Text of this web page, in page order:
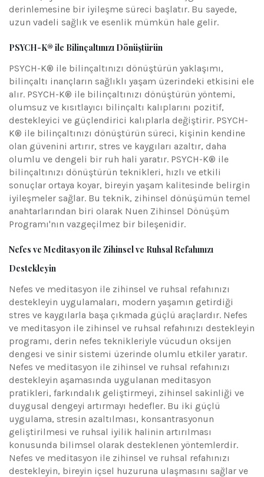
derinlemesine bir iyileşme süreci başlatır. Bu sayede,
uzun vadeli sağlık ve esenlik mümkün hale gelir.
PSYCH-K® ile Bilinçaltınızı Dönüştürün
PSYCH-K® ile bilinçaltınızı dönüştürün yaklaşımı,
bilinçaltı inançların sağlıklı yaşam üzerindeki etkisini ele
alır. PSYCH-K® ile bilinçaltınızı dönüştürün yöntemi,
olumsuz ve kısıtlayıcı bilinçaltı kalıplarını pozitif,
destekleyici ve güçlendirici kalıplarla değiştirir. PSYCH-
K® ile bilinçaltınızı dönüştürün süreci, kişinin kendine
olan güvenini artırır, stres ve kaygıları azaltır, daha
olumlu ve dengeli bir ruh hali yaratır. PSYCH-K® ile
bilinçaltınızı dönüştürün teknikleri, hızlı ve etkili
sonuçlar ortaya koyar, bireyin yaşam kalitesinde belirgin
iyileşmeler sağlar. Bu teknik, zihinsel dönüşümün temel
anahtarlarından biri olarak Nuen Zihinsel Dönüşüm
Programı'nın vazgeçilmez bir bileşenidir.
Nefes ve Meditasyon ile Zihinsel ve Ruhsal Refahınızı
Destekleyin
Nefes ve meditasyon ile zihinsel ve ruhsal refahınızı
destekleyin uygulamaları, modern yaşamın getirdiği
stres ve kaygılarla başa çıkmada güçlü araçlardır. Nefes
ve meditasyon ile zihinsel ve ruhsal refahınızı destekleyin
programı, derin nefes teknikleriyle vücudun oksijen
dengesi ve sinir sistemi üzerinde olumlu etkiler yaratır.
Nefes ve meditasyon ile zihinsel ve ruhsal refahınızı
destekleyin aşamasında uygulanan meditasyon
pratikleri, farkındalık geliştirmeyi, zihinsel sakinliği ve
duygusal dengeyi artırmayı hedefler. Bu iki güçlü
uygulama, stresin azaltılması, konsantrasyonun
geliştirilmesi ve ruhsal iyilik halinin artırılması
konusunda bilimsel olarak desteklenen yöntemlerdir.
Nefes ve meditasyon ile zihinsel ve ruhsal refahınızı
destekleyin, bireyin içsel huzuruna ulaşmasını sağlar ve